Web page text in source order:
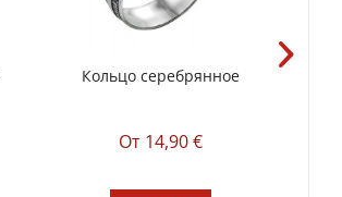
Кольцо серебрянное
От 14,90 €